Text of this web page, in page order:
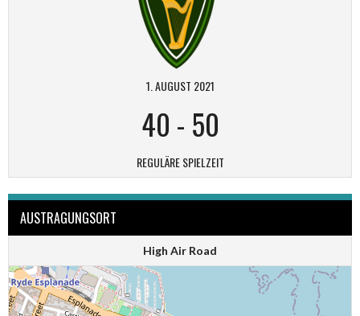
1. AUGUST 2021
40 - 50
REGULÄRE SPIELZEIT
AUSTRAGUNGSORT
High Air Road